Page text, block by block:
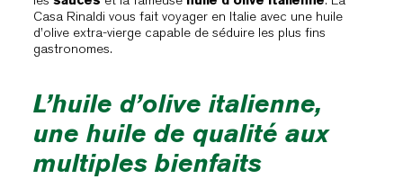
Casa Rinaldi vous fait voyager en Italie avec une huile
d’olive extra-vierge capable de séduire les plus fins
gastronomes.
L’huile d’olive italienne,
une huile de qualité aux
multiples bienfaits